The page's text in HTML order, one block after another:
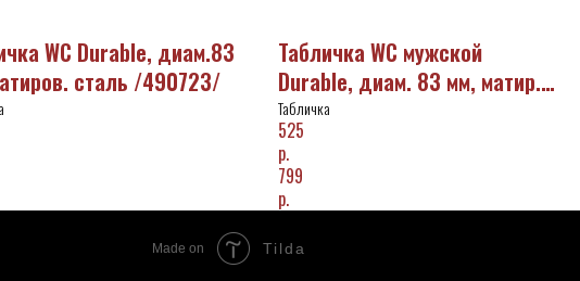
WC Durable, диам.83
сталь /490723/
Табличка WC мужской
Durable, диам. 83 мм, матир.
сталь /490523/
Табличка
525
р.
799
р.
Made on Tilda